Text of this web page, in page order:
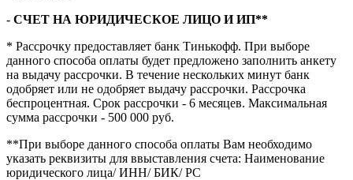
- СЧЕТ НА ЮРИДИЧЕСКОЕ ЛИЦО И ИП**
* Рассрочку предоставляет банк Тинькофф. При выборе
данного способа оплаты будет предложено заполнить анкету
на выдачу рассрочки. В течение нескольких минут банк
одобряет или не одобряет выдачу рассрочки. Рассрочка
беспроцентная. Срок рассрочки - 6 месяцев. Максимальная
сумма рассрочки - 500 000 руб.
**При выборе данного способа оплаты Вам необходимо
указать реквизиты для ввыставления счета: Наименование
юридического лица/ ИНН/ БИК/ РС